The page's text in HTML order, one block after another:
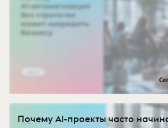
Почему AI-проекты часто